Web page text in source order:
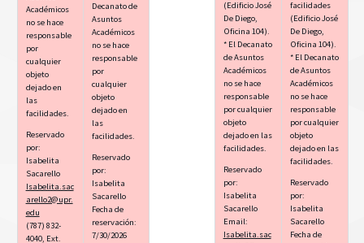
Académicos
no se hace
responsable
por
cualquier
objeto
dejado en
las
facilidades.
Reservado
por:
Isabelita
Sacarello
Isabelita.sac
arello2@upr.
edu
(787) 832-
4040, Ext.
Decanato de
Asuntos
Académicos
no se hace
responsable
por
cualquier
objeto
dejado en
las
facilidades.
Reservado
por:
Isabelita
Sacarello
Fecha de
reservación:
7/30/2026
(Edificio José
De Diego,
Oficina 104).
* El Decanato
de Asuntos
Académicos
no se hace
responsable
por cualquier
objeto
dejado en las
facilidades.
Reservado
por:
Isabelita
Sacarello
Email:
Isabelita.sac
facilidades
(Edificio José
De Diego,
Oficina 104).
* El Decanato
de Asuntos
Académicos
no se hace
responsable
por cualquier
objeto
dejado en las
facilidades.
Reservado
por:
Isabelita
Sacarello
Fecha de